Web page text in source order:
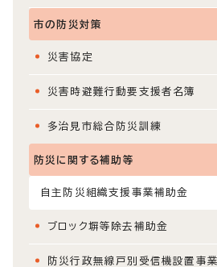
市の防災対策
災害協定
災害時避難行動要支援者名簿
多治見市総合防災訓練
防災に関する補助等
自主防災組織支援事業補助金
ブロック塀等除去補助金
防災行政無線戸別受信機設置事